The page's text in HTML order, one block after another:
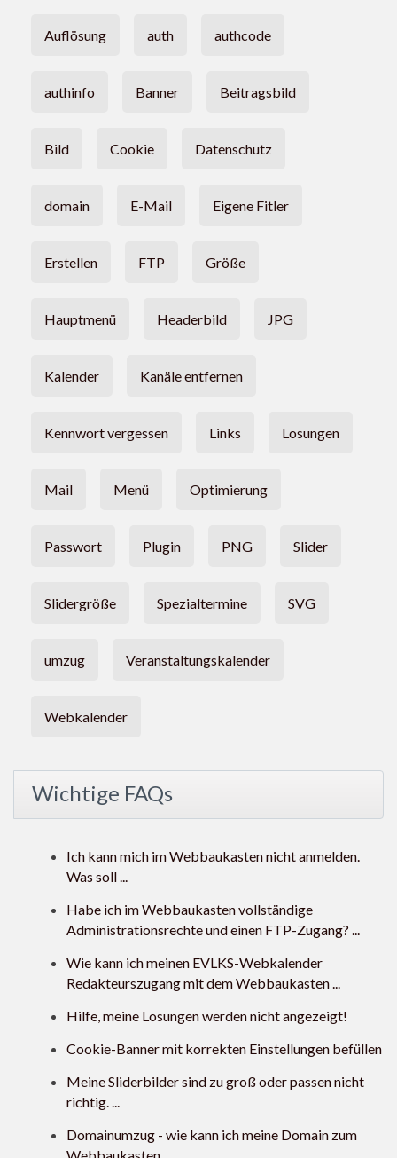
Auflösung auth authcode
authinfo Banner Beitragsbild
Bild Cookie Datenschutz
domain E-Mail Eigene Fitler
Erstellen FTP Größe
Hauptmenü Headerbild JPG
Kalender Kanäle entfernen
Kennwort vergessen Links Losungen
Mail Menü Optimierung
Passwort Plugin PNG Slider
Slidergröße Spezialtermine SVG
umzug Veranstaltungskalender
Webkalender
Wichtige FAQs
Ich kann mich im Webbaukasten nicht anmelden.
Was soll ...
Habe ich im Webbaukasten vollständige
Administrationsrechte und einen FTP-Zugang? ...
Wie kann ich meinen EVLKS-Webkalender
Redakteurszugang mit dem Webbaukasten ...
Hilfe, meine Losungen werden nicht angezeigt!
Cookie-Banner mit korrekten Einstellungen befüllen
Meine Sliderbilder sind zu groß oder passen nicht
richtig. ...
Domainumzug - wie kann ich meine Domain zum